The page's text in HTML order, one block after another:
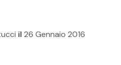
il26 Gennaio 2016